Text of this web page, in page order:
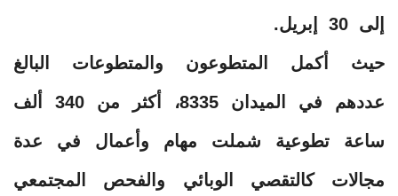
إلى 30 إبريل.
حيث أكمل المتطوعون والمتطوعات البالغ
عددهم في الميدان 8335، أكثر من 340 ألف
ساعة تطوعية شملت مهام وأعمال في عدة
مجالات كالتقصي الوبائي والفحص المجتمعي